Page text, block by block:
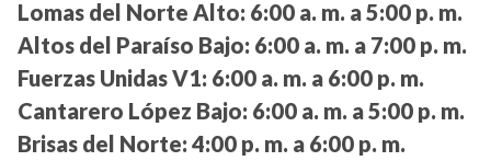
Lomas del Norte Alto: 6:00 a. m. a 5:00 p. m.
Altos del Paraíso Bajo: 6:00 a. m. a 7:00 p. m.
Fuerzas Unidas V1: 6:00 a. m. a 6:00 p. m.
Cantarero López Bajo: 6:00 a. m. a 5:00 p. m.
Brisas del Norte: 4:00 p. m. a 6:00 p. m.